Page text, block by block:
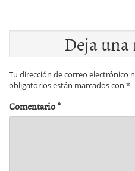
Deja una
Tu dirección de correo electrónico
obligatorios están marcados con *
Comentario*